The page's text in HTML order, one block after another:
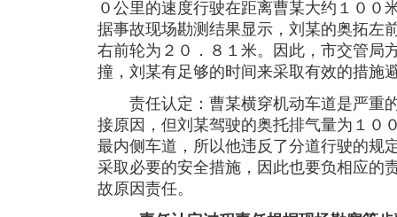
０公里的速度行驶在距离曹某大约１００
据事故现场勘测结果显示，刘某的奥拓左
右前轮为２０．８１米。因此，市交管局
撞，刘某有足够的时间来采取有效的措施
责任认定：曹某横穿机动车道是严重
接原因，但刘某驾驶的奥托排气量为１０
最内侧车道，所以他违反了分道行驶的规
采取必要的安全措施，因此也要负相应的
故原因责任。